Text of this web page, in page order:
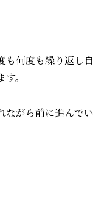
も何度も繰り返し
。
がら前に進んでい